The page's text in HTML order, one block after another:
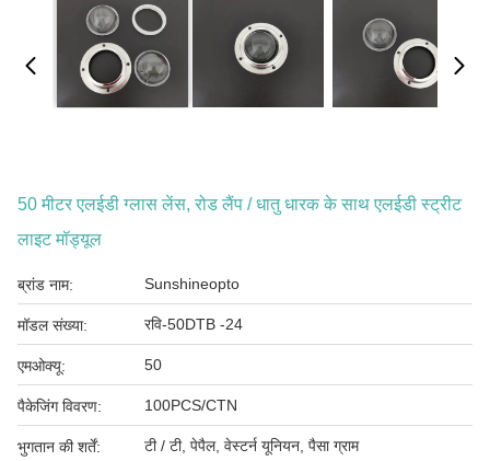
50 मीटर एलईडी ग्लास लेंस, रोड लैंप / धातु धारक के साथ एलईडी स्ट्रीट
लाइट मॉड्यूल
ब्रांड नाम: Sunshineopto
मॉडल संख्या: रवि-50DTB -24
एमओक्यू: 50
पैकेजिंग विवरण: 100PCS/CTN
भुगतान की शर्तें: टी / टी, पेपैल, वेस्टर्न यूनियन, पैसा ग्राम